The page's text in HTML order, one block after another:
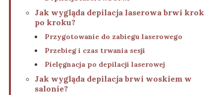
Jak wygląda depilacja laserowa brwi krok
po kroku?
Przygotowanie do zabiegu laserowego
Przebieg i czas trwania sesji
Pielęgnacja po depilacji laserowej
Jak wygląda depilacja brwi woskiem w
salonie?